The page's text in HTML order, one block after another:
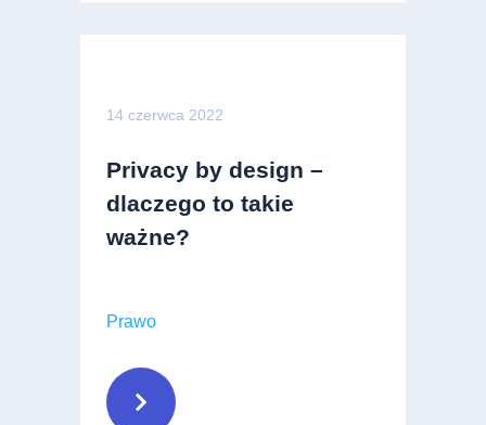
14 czerwca 2022
Privacy by design –
dlaczego to takie
ważne?
Prawo